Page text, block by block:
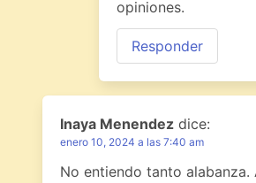
opiniones.
Responder
Inaya Menendez dice:
enero 10, 2024 a las 7:40 am
No entiendo tanto alabanza.